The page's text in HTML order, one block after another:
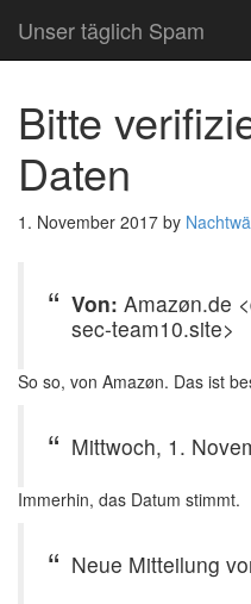
Unser täglich Spam
Bitte
Daten
1. November 2017 by
Von: Amazøn.de
sec-team10.site>
So so, von Amazøn. Das ist
Mittwoch, 1.
Immerhin, das Datum stimmt.
Neue Mitteilung